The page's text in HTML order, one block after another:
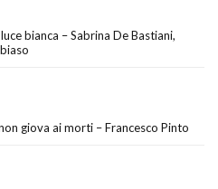
bianca – Sabrina De Bastiani,
giova ai morti – Francesco Pinto